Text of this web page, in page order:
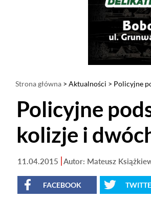
Strona główna > Aktualności > Policyjne
Policyjne
kolizje i
11.04.2015 Autor: Mateusz
FACEBOOK